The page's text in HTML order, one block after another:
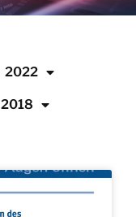
2022
2018